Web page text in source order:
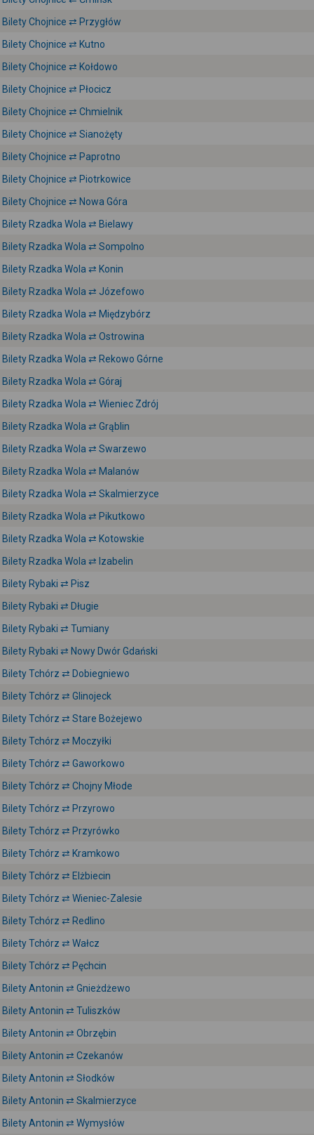
Bilety Chojnice ⇄ Przygłów
Bilety Chojnice ⇄ Kutno
Bilety Chojnice ⇄ Kołdowo
Bilety Chojnice ⇄ Płocicz
Bilety Chojnice ⇄ Chmielnik
Bilety Chojnice ⇄ Sianożęty
Bilety Chojnice ⇄ Paprotno
Bilety Chojnice ⇄ Piotrkowice
Bilety Chojnice ⇄ Nowa Góra
Bilety Rzadka Wola ⇄ Bielawy
Bilety Rzadka Wola ⇄ Sompolno
Bilety Rzadka Wola ⇄ Konin
Bilety Rzadka Wola ⇄ Józefowo
Bilety Rzadka Wola ⇄ Międzybórz
Bilety Rzadka Wola ⇄ Ostrowina
Bilety Rzadka Wola ⇄ Rekowo Górne
Bilety Rzadka Wola ⇄ Góraj
Bilety Rzadka Wola ⇄ Wieniec Zdrój
Bilety Rzadka Wola ⇄ Grąblin
Bilety Rzadka Wola ⇄ Swarzewo
Bilety Rzadka Wola ⇄ Malanów
Bilety Rzadka Wola ⇄ Skalmierzyce
Bilety Rzadka Wola ⇄ Pikutkowo
Bilety Rzadka Wola ⇄ Kotowskie
Bilety Rzadka Wola ⇄ Izabelin
Bilety Rybaki ⇄ Pisz
Bilety Rybaki ⇄ Długie
Bilety Rybaki ⇄ Tumiany
Bilety Rybaki ⇄ Nowy Dwór Gdański
Bilety Tchórz ⇄ Dobiegniewo
Bilety Tchórz ⇄ Glinojeck
Bilety Tchórz ⇄ Stare Bożejewo
Bilety Tchórz ⇄ Moczyłki
Bilety Tchórz ⇄ Gaworkowo
Bilety Tchórz ⇄ Chojny Młode
Bilety Tchórz ⇄ Przyrowo
Bilety Tchórz ⇄ Przyrówko
Bilety Tchórz ⇄ Kramkowo
Bilety Tchórz ⇄ Elżbiecin
Bilety Tchórz ⇄ Wieniec-Zalesie
Bilety Tchórz ⇄ Redlino
Bilety Tchórz ⇄ Wałcz
Bilety Tchórz ⇄ Pęchcin
Bilety Antonin ⇄ Gnieżdżewo
Bilety Antonin ⇄ Tuliszków
Bilety Antonin ⇄ Obrzębin
Bilety Antonin ⇄ Czekanów
Bilety Antonin ⇄ Słodków
Bilety Antonin ⇄ Skalmierzyce
Bilety Antonin ⇄ Wymysłów